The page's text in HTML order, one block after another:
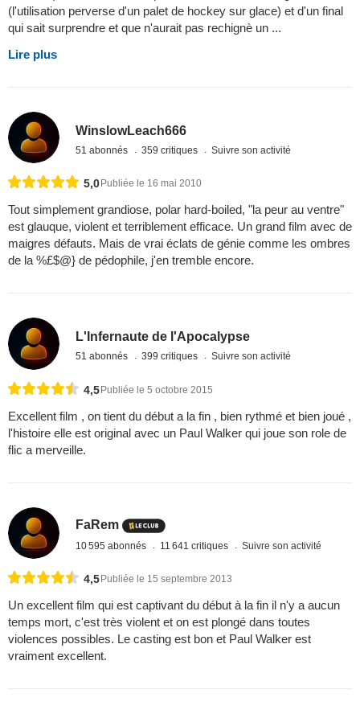
(l'utilisation perverse d'un palet de hockey sur glace) et d'un final
qui sait surprendre et que n'aurait pas rechignè un ...
Lire plus
WinslowLeach666
51 abonnés 359 critiques Suivre son activité
5,0 Publiée le 16 mai 2010
Tout simplement grandiose, polar hard-boiled, "la peur au ventre"
est glauque, violent et terriblement efficace. Un grand film avec de
maigres défauts. Mais de vrai éclats de génie comme les ombres
de la %£$@} de pédophile, j'en tremble encore.
L'Infernaute de l'Apocalypse
51 abonnés 399 critiques Suivre son activité
4,5Publiée le 5 octobre 2015
Excellent film , on tient du début a la fin , bien rythmé et bien joué ,
l'histoire elle est original avec un Paul Walker qui joue son role de
flic a merveille.
FaRem
10 595 abonnés 11 641 critiques Suivre son activité
4,5Publiée le 15 septembre 2013
Un excellent film qui est captivant du début à la fin il n'y a aucun
temps mort, c'est très violent et on est plongé dans toutes
violences possibles. Le casting est bon et Paul Walker est
vraiment excellent.